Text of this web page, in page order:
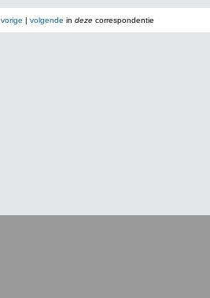
vorige | volgende in deze correspondentie